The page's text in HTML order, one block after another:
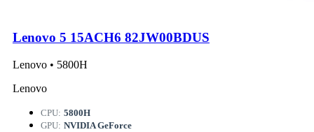
Lenovo 5 15ACH6 82JW00BDUS
Lenovo • 5800H
Lenovo
CPU: 5800H
GPU: NVIDIA GeForce